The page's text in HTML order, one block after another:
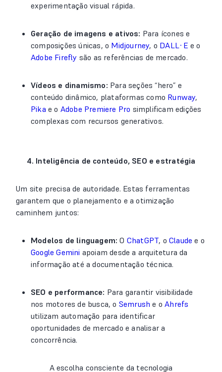
experimentação visual rápida.
Geração de imagens e ativos: Para ícones e
composições únicas, o Midjourney, o DALL·E e o
Adobe Firefly são as referências de mercado.
Vídeos e dinamismo: Para seções “hero” e
conteúdo dinâmico, plataformas como Runway,
Pika e o Adobe Premiere Pro simplificam edições
complexas com recursos generativos.
4. Inteligência de conteúdo, SEO e estratégia
Um site precisa de autoridade. Estas ferramentas
garantem que o planejamento e a otimização
caminhem juntos:
Modelos de linguagem: O ChatGPT, oClaude e o
Google Gemini apoiam desde a arquitetura da
informação até a documentação técnica.
SEO e performance: Para garantir visibilidade
nos motores de busca, o Semrush e oAhrefs
utilizam automação para identificar
oportunidades de mercado e analisar a
concorrência.
A escolha consciente da tecnologia